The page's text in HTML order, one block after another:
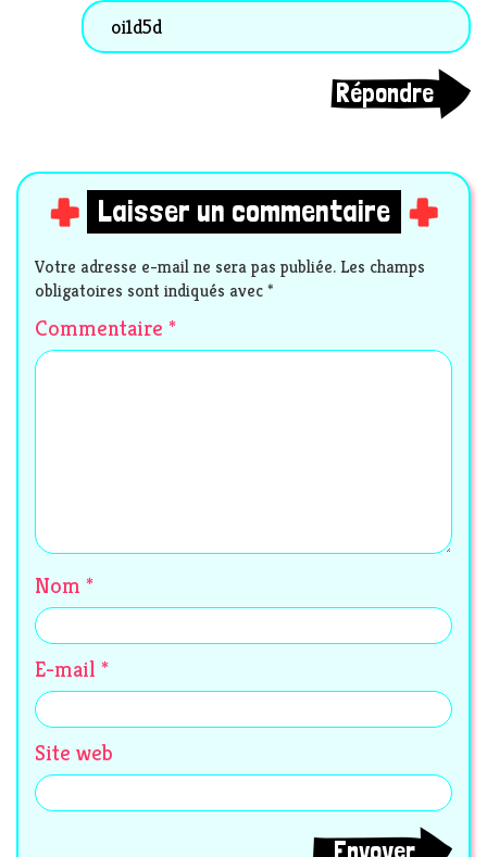
oi1d5d
Répondre
Laisser un commentaire
Votre adresse e-mail ne sera pas publiée. Les champs
obligatoires sont indiqués avec*
Commentaire *
Nom *
E-mail *
Site web